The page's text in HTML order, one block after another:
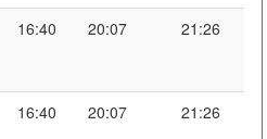
16:40 20:07 21:26
16:40 20:07 21:26